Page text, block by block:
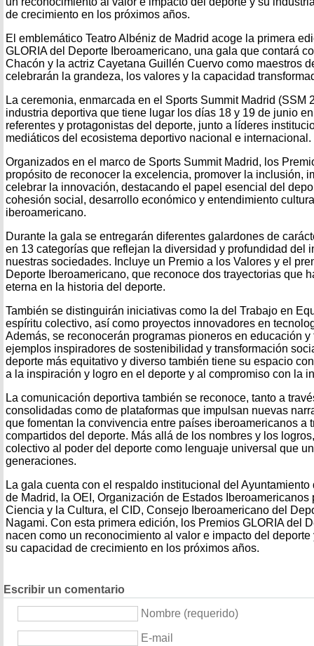
de crecimiento en los próximos años.
El emblemático Teatro Albéniz de Madrid acoge la primera
GLORIA del Deporte Iberoamericano, una gala que contará
Chacón y la actriz Cayetana Guillén Cuervo como maestros
celebrarán la grandeza, los valores y la capacidad
La ceremonia, enmarcada en el Sports Summit Madrid
industria deportiva que tiene lugar los días 18 y 19 de junio
referentes y protagonistas del deporte, junto a líderes
mediáticos del ecosistema deportivo nacional e internacional.
Organizados en el marco de Sports Summit Madrid, los
propósito de reconocer la excelencia, promover la inclusión,
celebrar la innovación, destacando el papel esencial del
cohesión social, desarrollo económico y entendimiento
iberoamericano.
Durante la gala se entregarán diferentes galardones de
en 13 categorías que reflejan la diversidad y profundidad del
nuestras sociedades. Incluye un Premio a los Valores y el
Deporte Iberoamericano, que reconoce dos trayectorias que
eterna en la historia del deporte.
También se distinguirán iniciativas como la del Trabajo en
espíritu colectivo, así como proyectos innovadores en
Además, se reconocerán programas pioneros en educación
ejemplos inspiradores de sostenibilidad y transformación
deporte más equitativo y diverso también tiene su espacio
a la inspiración y logro en el deporte y al compromiso con la
La comunicación deportiva también se reconoce, tanto a
consolidadas como de plataformas que impulsan nuevas
que fomentan la convivencia entre países iberoamericanos a
compartidos del deporte. Más allá de los nombres y los
colectivo al poder del deporte como lenguaje universal que
generaciones.
La gala cuenta con el respaldo institucional del
de Madrid, la OEI, Organización de Estados
Ciencia y la Cultura, el CID, Consejo Iberoamericano del
Nagami. Con esta primera edición, los Premios GLORIA del
nacen como un reconocimiento al valor e impacto del
su capacidad de crecimiento en los próximos años.
Escribir un comentario
Nombre (requerido)
E-mail